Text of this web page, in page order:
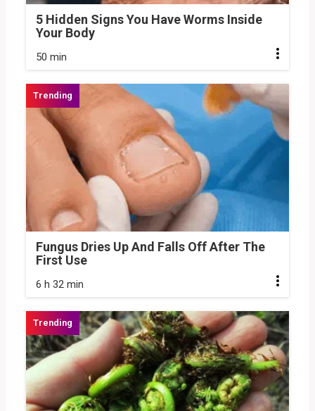
5 Hidden Signs You Have Worms Inside
Your Body
50 min
Fungus Dries Up And Falls Off After The
First Use
6 h 32 min